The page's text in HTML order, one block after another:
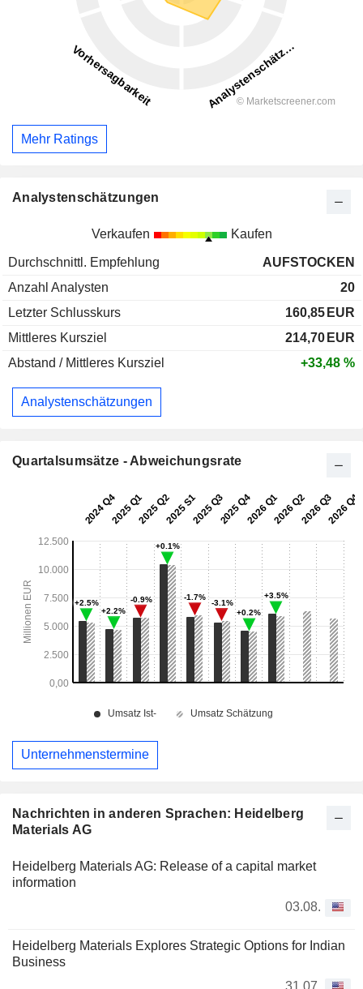
Nachrichten in anderen Sprachen: Heidelberg
Materials AG
Heidelberg Materials AG: Release of a capital market
information
03.08.
Heidelberg Materials Explores Strategic Options for Indian
Business
31.07.
Mehr Ratings
Analystenschätzungen
Verkaufen Kaufen
Durchschnittl. Empfehlung
AUFSTOCKEN
Anzahl Analysten
20
Letzter Schlusskurs
160,85 EUR
Mittleres Kursziel
214,70 EUR
Abstand / Mittleres Kursziel
+33,48 %
Analystenschätzungen
Quartalsumsätze - Abweichungsrate
Unternehmenstermine